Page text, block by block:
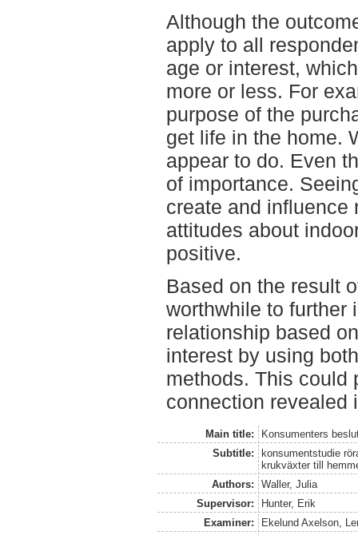
Although the
apply to all
age or interest,
more or less. For
purpose of the
get life in the home.
appear to do. Even
of importance.
create and influence
attitudes about
positive.
Based on the result
worthwhile to further
relationship based
interest by using
methods. This could
connection revealed
Main title:
Konsumenters
Subtitle:
konsumentstudie
krukväxter till
Authors:
Waller, Julia
Supervisor:
Hunter, Erik
Examiner:
Ekelund Axelson,